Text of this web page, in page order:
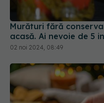
Murături fără
acasă. Ai nevoie de 5
02 noi 2024, 08:49